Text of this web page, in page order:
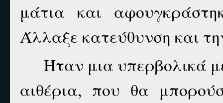
μάτια και
Άλλαξε κατεύθυνση και
Ήταν μια υπερβολικά
αιθέρια, που θα